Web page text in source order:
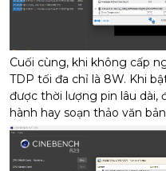
Cuối cùng, khi không cấp
TDP tối đa chỉ là 8W. Khi
được thời lượng pin lâu dài,
hành hay soạn thảo văn